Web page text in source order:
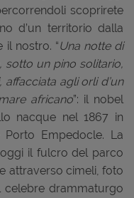
scoprirete
d’un territorio dalla
il nostro. “Una notte di
un pino solitario,
affacciata agli orli d’un
africano”: il nobel
nacque nel 1867 in
Empedocle. La
oggi il fulcro del parco
attraverso cimeli, foto
celebre drammaturgo